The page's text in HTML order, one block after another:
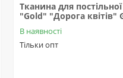
Тканина для
"Gold" "Дорога квітів"
В наявності
Тільки опт